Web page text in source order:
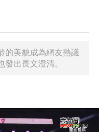
的美貌成為網友熱議
出長文澄清。